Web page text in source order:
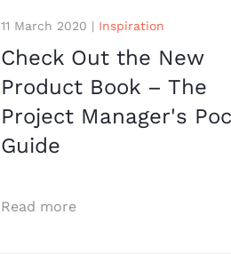
11 March 2020 | Inspiration
Check Out the New
Product Book – The
Project Manager's
Guide
Read more